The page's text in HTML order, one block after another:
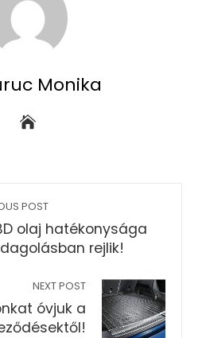
Monika
POST
olaj hatékonysága
rejlik!
NEXT POST
óvjuk a